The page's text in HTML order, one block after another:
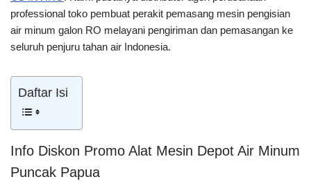
professional toko pembuat perakit pemasang mesin pengisian
air minum galon RO melayani pengiriman dan pemasangan ke
seluruh penjuru tahan air Indonesia.
Daftar Isi
Info Diskon Promo Alat Mesin Depot Air Minum
Puncak Papua